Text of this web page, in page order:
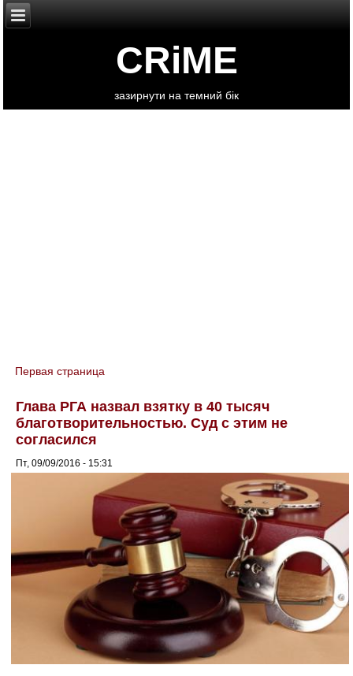
CRiME
зазирнути на темний бік
You are here
Первая страница
Глава РГА назвал взятку в 40 тысяч
благотворительностью. Суд с этим не
согласился
Пт, 09/09/2016 - 15:31